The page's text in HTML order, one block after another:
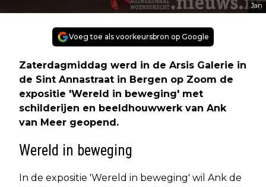
Jan
Voeg toe als voorkeursbron op Google
Zaterdagmiddag werd in de Arsis Galerie in
de Sint Annastraat in Bergen op Zoom de
expositie 'Wereld in beweging' met
schilderijen en beeldhouwwerk van Ank
van Meer geopend.
Wereld in beweging
In de expositie 'Wereld in beweging' wil Ank de